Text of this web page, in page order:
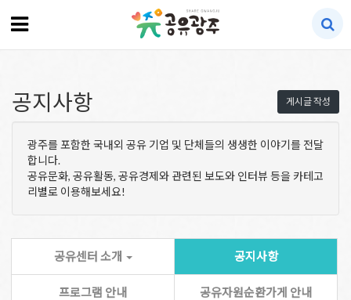
게시글 작성
공지사항
광주를 포함한 국내외 공유 기업 및 단체들의 생생한 이야기를 전달
합니다.
공유문화, 공유활동, 공유경제와 관련된 보도와 인터뷰 등을 카테고
리별로 이용해보세요!
공유센터 소개 공지사항
프로그램 안내 공유자원순환가게 안내